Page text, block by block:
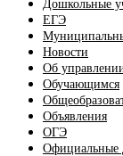
Дошкольные
ЕГЭ
Новости
Об
Обучающимся
Объявления
ОГЭ
Официальные